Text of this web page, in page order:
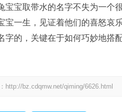
宝取带水的名字不失为一个
一生，见证着他们的喜怒哀
的，关键在于如何巧妙地搭
http://bz.cdqmw.net/qiming/6626.html